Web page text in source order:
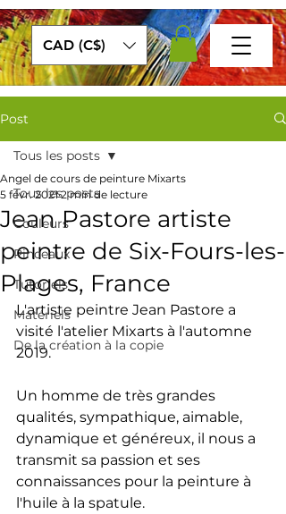
CAD (C$)
Post
Tous les posts
Couleurs
Pinceaux
Tutoriels
Matériels
De la création à la copie
Tous les posts
Jean Pastore artiste
peintre de Six-Fours-les-
Plages, France
Angel de cours de peinture Mixarts
5 févr. 2021 2 min de lecture
L'artiste peintre Jean Pastore a
visité l'atelier Mixarts à l'automne
2019.
Un homme de très grandes
qualités, sympathique, aimable,
dynamique et généreux, il nous a
transmit sa passion et ses
connaissances pour la peinture à
l'huile à la spatule.